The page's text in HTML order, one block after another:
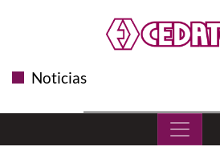
Noticias